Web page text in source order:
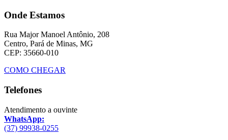
Onde Estamos
Rua Major Manoel Antônio, 208
Centro, Pará de Minas, MG
CEP: 35660-010
COMO CHEGAR
Telefones
Atendimento a ouvinte
WhatsApp:
(37) 99938-0255